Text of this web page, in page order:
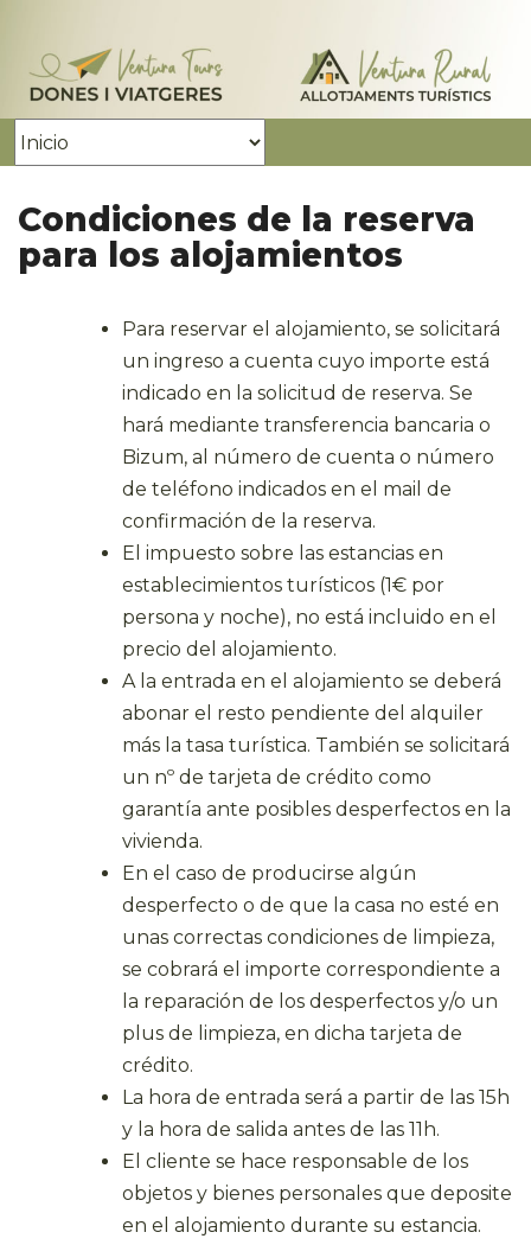
Condiciones de la reserva
para los alojamientos
Para reservar el alojamiento, se solicitará
un ingreso a cuenta cuyo importe está
indicado en la solicitud de reserva. Se
hará mediante transferencia bancaria o
Bizum, al número de cuenta o número
de teléfono indicados en el mail de
confirmación de la reserva.
El impuesto sobre las estancias en
establecimientos turísticos (1€ por
persona y noche), no está incluido en el
precio del alojamiento.
A la entrada en el alojamiento se deberá
abonar el resto pendiente del alquiler
más la tasa turística. También se solicitará
un nº de tarjeta de crédito como
garantía ante posibles desperfectos en la
vivienda.
En el caso de producirse algún
desperfecto o de que la casa no esté en
unas correctas condiciones de limpieza,
se cobrará el importe correspondiente a
la reparación de los desperfectos y/o un
plus de limpieza, en dicha tarjeta de
crédito.
La hora de entrada será a partir de las 15h
y la hora de salida antes de las 11h.
El cliente se hace responsable de los
objetos y bienes personales que deposite
en el alojamiento durante su estancia.